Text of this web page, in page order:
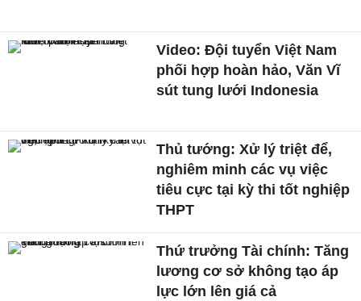
Video: Đội tuyển Việt Nam
phối hợp hoàn hảo, Văn Vĩ
sút tung lưới Indonesia
Thủ tướng: Xử lý triệt để,
nghiêm minh các vụ việc
tiêu cực tại kỳ thi tốt nghiệp
THPT
Thứ trưởng Tài chính: Tăng
lương cơ sở không tạo áp
lực lớn lên giá cả